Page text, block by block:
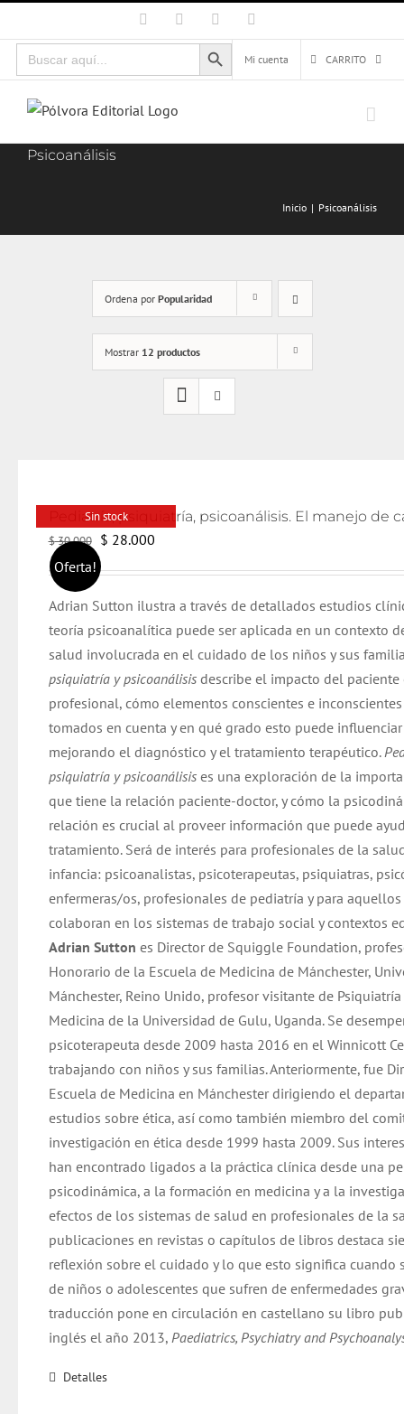
al
contenido
Facebook Instagram
Buscar:
Botón de búsqueda
Mi cuenta
CARRITO
Psicoanálisis
Inicio Psicoanálisis
Ordena por Popularidad
Mostrar 12 productos
Sin stock
Oferta!
$30.000
El
precio
era:
$ 30.000.
$ 28.000El
es:
$ 28.000.
Adrian Sutton ilustra a través de detallados estudios
teoría psicoanalítica puede ser aplicada en un contexto
salud involucrada en el cuidado de los niños y sus
psiquiatría y psicoanálisisdescribe el impacto del paciente
profesional, cómo elementos conscientes e
tomados en cuenta y en qué grado esto puede
mejorando el diagnóstico y el tratamiento terapéutico.
psiquiatría y psicoanálisis es una exploración de la
que tiene la relación paciente-doctor, y cómo la
relación es crucial al proveer información que puede
tratamiento. Será de interés para profesionales de la
infancia: psicoanalistas, psicoterapeutas, psiquiatras,
enfermeras/os, profesionales de pediatría y para
colaboran en los sistemas de trabajo social y contextos
Adrian Sutton es Director de Squiggle Foundation,
Honorario de la Escuela de Medicina de Mánchester,
Mánchester, Reino Unido, profesor visitante de
Medicina de la Universidad de Gulu, Uganda. Se
psicoterapeuta desde 2009 hasta 2016 en el Winnicott
trabajando con niños y sus familias. Anteriormente, fue
Escuela de Medicina en Mánchester dirigiendo el
estudios sobre ética, así como también miembro del
investigación en ética desde 1999 hasta 2009. Sus
han encontrado ligados a la práctica clínica desde una
psicodinámica, a la formación en medicina y a la
efectos de los sistemas de salud en profesionales de la
publicaciones en revistas o capítulos de libros destaca
reflexión sobre el cuidado y lo que esto significa cuando
de niños o adolescentes que sufren de enfermedades
traducción pone en circulación en castellano su libro
inglés el año 2013, Paediatrics, Psychiatry and
Detalles